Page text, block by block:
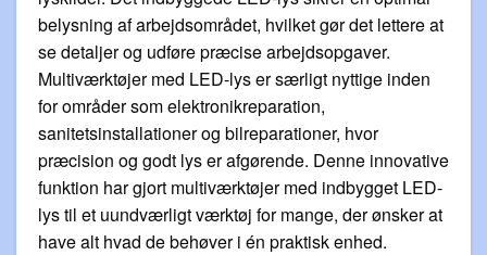
belysning af arbejdsområdet, hvilket gør det lettere at
se detaljer og udføre præcise arbejdsopgaver.
Multiværktøjer med LED-lys er særligt nyttige inden
for områder som elektronikreparation,
sanitetsinstallationer og bilreparationer, hvor
præcision og godt lys er afgørende. Denne innovative
funktion har gjort multiværktøjer med indbygget LED-
lys til et uundværligt værktøj for mange, der ønsker at
have alt hvad de behøver i én praktisk enhed.